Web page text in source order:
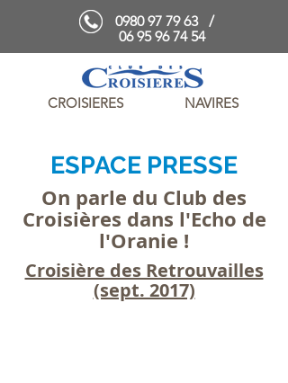
0980 97 79 63/
06 95 96 74 54
CROISIERES NAVIRES
ESPACE PRESSE
On parle du Club des
Croisières dans l'Echo de
l'Oranie !
Croisière des Retrouvailles
(sept. 2017)